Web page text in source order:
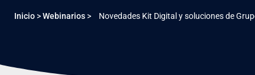
Inicio >Webinarios > Novedades Kit Digital y soluciones de